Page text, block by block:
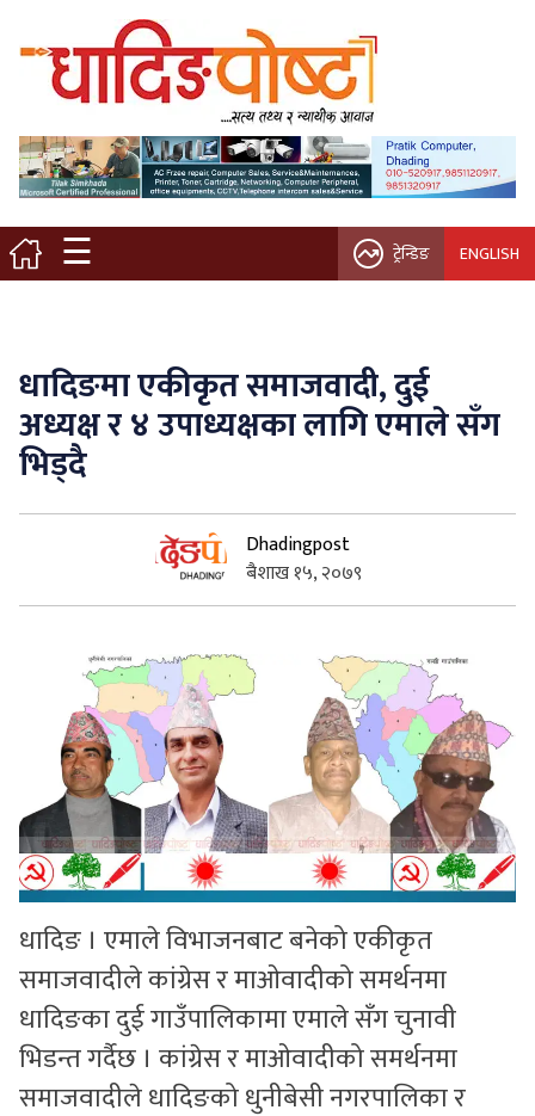
☰
मुख्य पृष्ठ
स्थानीय समाचार
विचार / ब्लग
नगर/गाउँ पालिका
कृषि/सहकारी
साहित्य / संस्कृति
प्रवास
ट्रेन्डिङ ENGLISH
धादिङमा एकीकृत समाजवादी, दुई
अध्यक्ष र ४ उपाध्यक्षका लागि एमाले सँग
भिड्दै
Dhadingpost
बैशाख १५, २०७९
धादिङ । एमाले विभाजनबाट बनेको एकीकृत
समाजवादीले कांग्रेस र माओवादीको समर्थनमा
धादिङका दुई गाउँपालिकामा एमाले सँग चुनावी
भिडन्त गर्दैछ । कांग्रेस र माओवादीको समर्थनमा
समाजवादीले धादिङको धुनीबेसी नगरपालिका र